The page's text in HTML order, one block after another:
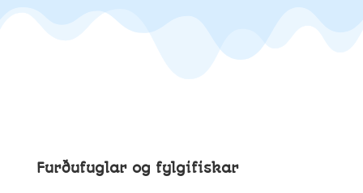
Furðufuglar og fylgifiskar